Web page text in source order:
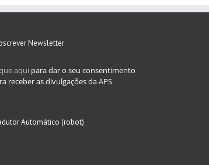
Newsletter
aqui para dar o seu consentimento
receber as divulgações da APS
Automático (robot)